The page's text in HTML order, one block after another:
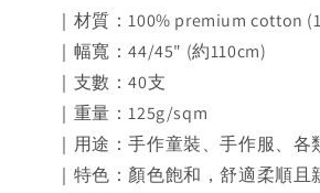
｜材質：100% premium cotton
｜幅寬：44/45" (約110cm)
｜支數：40支
｜重量：125g/sqm
｜用途：手作童裝、手作服、
｜特色：顏色飽和，舒適柔順且